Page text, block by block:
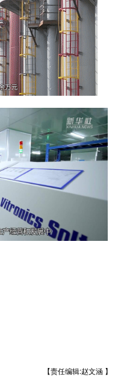
【责任编辑:赵文涵 】